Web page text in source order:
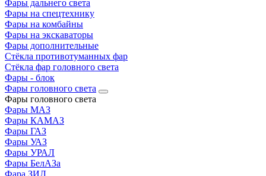
Фары дальнего света
Фары на спецтехнику
Фары на комбайны
Фары на экскаваторы
Фары дополнительные
Стёкла противотуманных фар
Стёкла фар головного света
Фары - блок
Фары головного света
Фары головного света
Фары МАЗ
Фары КАМАЗ
Фары ГАЗ
Фары УАЗ
Фары УРАЛ
Фары БелАЗа